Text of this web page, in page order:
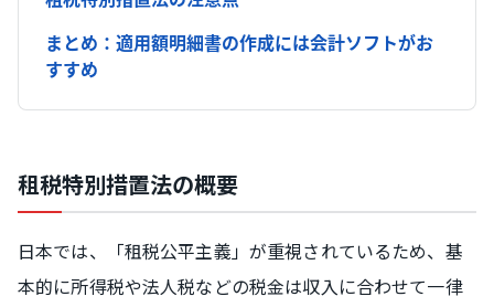
まとめ：適用額明細書の作成には会計ソフトがお
すすめ
租税特別措置法の概要
日本では、「租税公平主義」が重視されているため、基
本的に所得税や法人税などの税金は収入に合わせて一律